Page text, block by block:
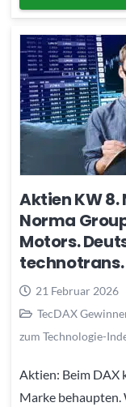
Aktien KW 8.
Norma
Motors.
technotrans.
21 Februar 2026
TecDAX
zum Technologie-
Aktien: Beim DAX
Marke behaupten.